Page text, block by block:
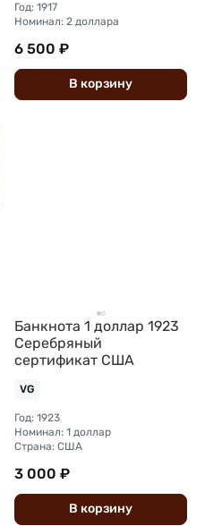
Год: 1917
Номинал: 2 доллара
6 500 ₽
В корзину
Банкнота 1 доллар 1923
Серебряный
сертификат США
VG
Год: 1923
Номинал: 1 доллар
Страна: США
3 000 ₽
В корзину